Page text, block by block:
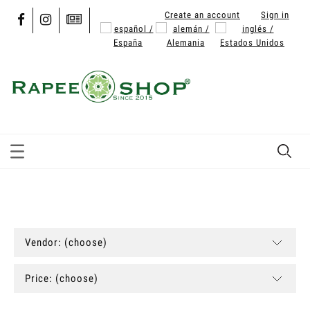
Create an account Sign in
Vendor: (choose)
Price: (choose)